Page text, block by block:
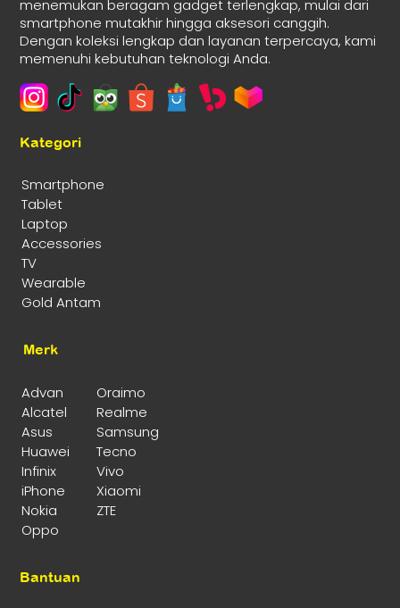
menemukan beragam gadget terlengkap, mulai dari
smartphone mutakhir hingga aksesori canggih.
Dengan koleksi lengkap dan layanan terpercaya, kami
memenuhi kebutuhan teknologi Anda.
Kategori
Smartphone
Tablet
Laptop
Accessories
TV
Wearable
Gold Antam
Merk
Advan
Oraimo
Alcatel
Realme
Asus
Samsung
Huawei
Tecno
Infinix
Vivo
iPhone
Xiaomi
Nokia
ZTE
Oppo
Bantuan